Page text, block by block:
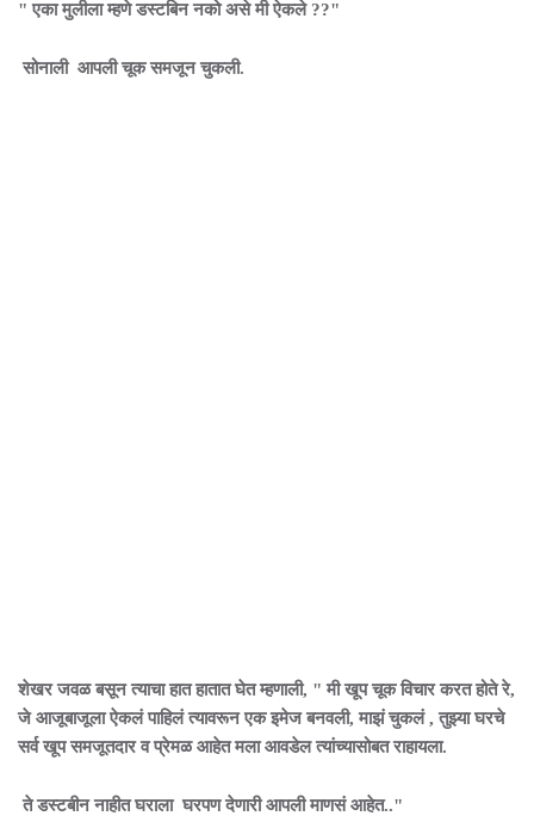
" एका मुलीला म्हणे डस्टबिन नको असे मी ऐकले ??"
सोनाली आपली चूक समजून चुकली.
शेखर जवळ बसून त्याचा हात हातात घेत म्हणाली, " मी खूप चूक विचार करत होते रे,
जे आजूबाजूला ऐकलं पाहिलं त्यावरून एक इमेज बनवली, माझं चुकलं , तुझ्या घरचे
सर्व खूप समजूतदार व प्रेमळ आहेत मला आवडेल त्यांच्यासोबत राहायला.
ते डस्टबीन नाहीत घराला घरपण देणारी आपली माणसं आहेत.."